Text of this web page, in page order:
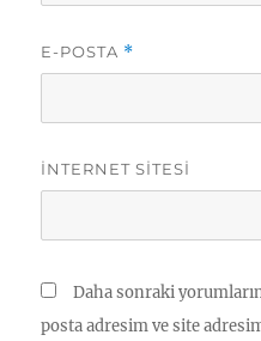
E-POSTA *
İNTERNET SITESI
Daha sonraki
posta adresim ve site